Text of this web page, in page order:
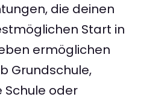
die deinen
Start in
ermöglichen
Grundschule,
oder